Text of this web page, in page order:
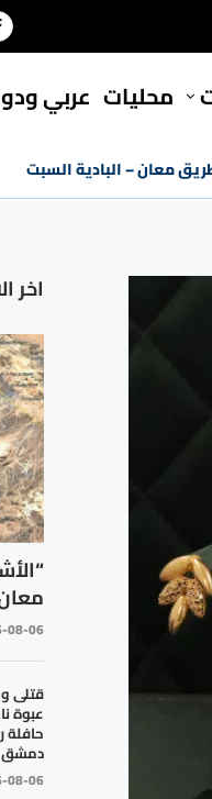
محليات ⁠عربي
معان – البادية السبت
اخر
08-06
قتلى
عبوة
دمشق
08-06